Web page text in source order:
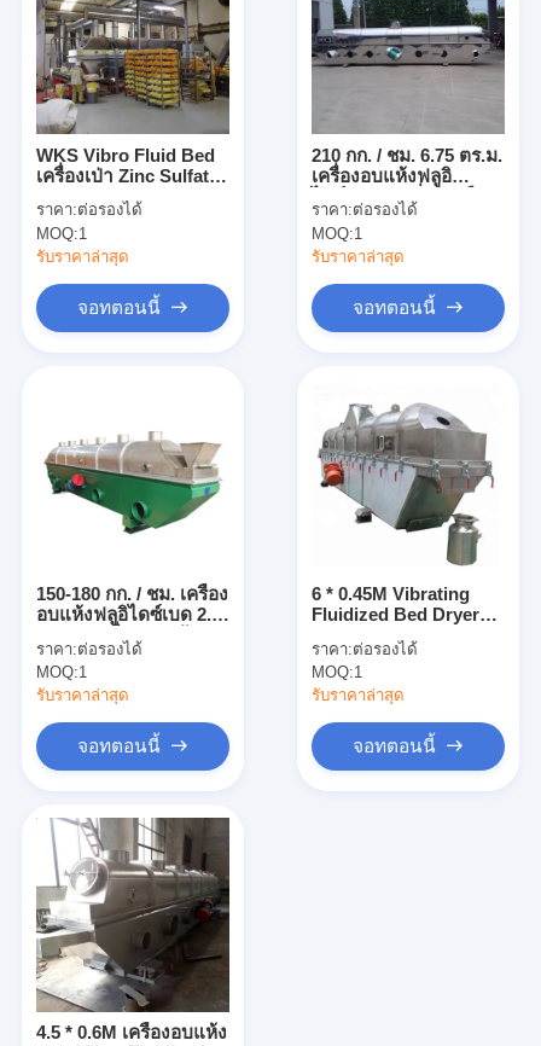
เกี่ยวกับเรา
ทัวร์โรงงาน
ควบคุมคุณภาพ
ข่าว
ทุกกรณี
เครื่องเป่าสเปรย์แรงเหวี่ยงความเร็วสูง
เครื่องอบแห้งฟลูอิไดซ์เบดแบบสั่น
ไมโครเวฟเครื่องอบสูญญากาศ
เครื่องอบลมร้อน
เครื่องผสมริบบิ้นแนวนอน
เครื่องบดอเนกประสงค์
เครื่องผสมผงชนิด V
เครื่องปั่นถัง IBC
เครื่องอบแห้งอุตสาหกรรม
เครื่องเป่าแฟลช
WKS Vibro Fluid Bed
เครื่องเป่า Zinc Sulfate
Heptahydrate
Polypropylene Pellet
Dryer Machine
ราคา:ต่อรองได้
MOQ:1
รับราคาล่าสุด
จอทตอนนี้
210 กก. / ชม. 6.75 ตร.ม.
เครื่องอบแห้งฟลูอิ
ไดซ์เบดแบบสั่นสะเทือน
ต่อเนื่องสำหรับกรดออก
ซาลิกบริสุทธิ์
ราคา:ต่อรองได้
MOQ:1
รับราคาล่าสุด
จอทตอนนี้
150-180 กก. / ชม. เครื่อง
อบแห้งฟลูอิไดซ์เบด 2.2
ราคา:ต่อรองได้
MOQ:1
รับราคาล่าสุด
จอทตอนนี้
6 * 0.45M Vibrating
Fluidized Bed Dryer
อุตสาหกรรมอาหาร
ราคา:ต่อรองได้
MOQ:1
รับราคาล่าสุด
จอทตอนนี้
4.5 * 0.6M เครื่องอบแห้ง